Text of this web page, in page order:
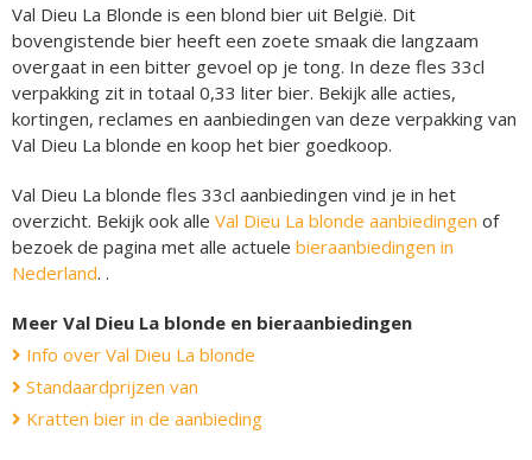
Val Dieu La Blonde is een blond bier uit België. Dit
bovengistende bier heeft een zoete smaak die langzaam
overgaat in een bitter gevoel op je tong. In deze fles 33cl
verpakking zit in totaal 0,33 liter bier. Bekijk alle acties,
kortingen, reclames en aanbiedingen van deze verpakking van
Val Dieu La blonde en koop het bier goedkoop.
Val Dieu La blonde fles 33cl aanbiedingen vind je in het
overzicht. Bekijk ook alle Val Dieu La blonde aanbiedingen of
bezoek de pagina met alle actuele bieraanbiedingen in
Nederland. .
Meer Val Dieu La blonde en bieraanbiedingen
Info over Val Dieu La blonde
Standaardprijzen van
Kratten bier in de aanbieding